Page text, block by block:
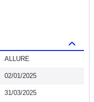
ALLURE
02/01/2025
31/03/2025